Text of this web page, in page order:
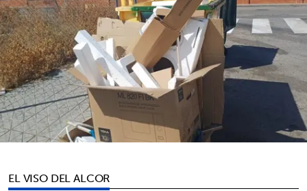
EL VISO DEL ALCOR